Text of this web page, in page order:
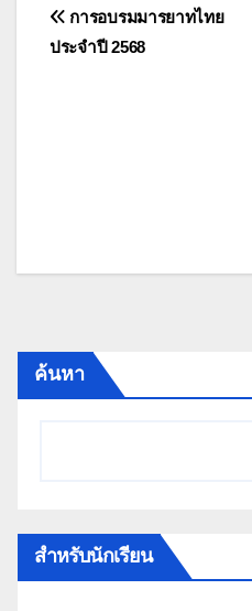
แนะแนว
การอบรมมารยาทไทย
ประจำปี 2568
ค้นหา
สำหรับนักเรียน